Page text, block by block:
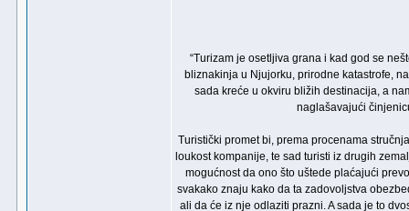
“Turizam je osetljiva grana i kad god se
bliznakinja u Njujorku, prirodne katastrofe,
sada kreće u okviru bližih destinacija, a
naglašavajući
Turistički promet bi, prema procenama
loukost kompanije, te sad turisti iz drugih
mogućnost da ono što uštede plaćajući
svakako znaju kako da ta zadovoljstva
ali da će iz nje odlaziti prazni. A sada je to